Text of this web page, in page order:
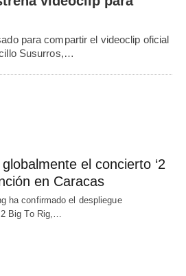
para compartir el videoclip oficial
Susurros,…
el concierto ‘2
en Caracas
ha confirmado el despliegue
Big To Rig,…